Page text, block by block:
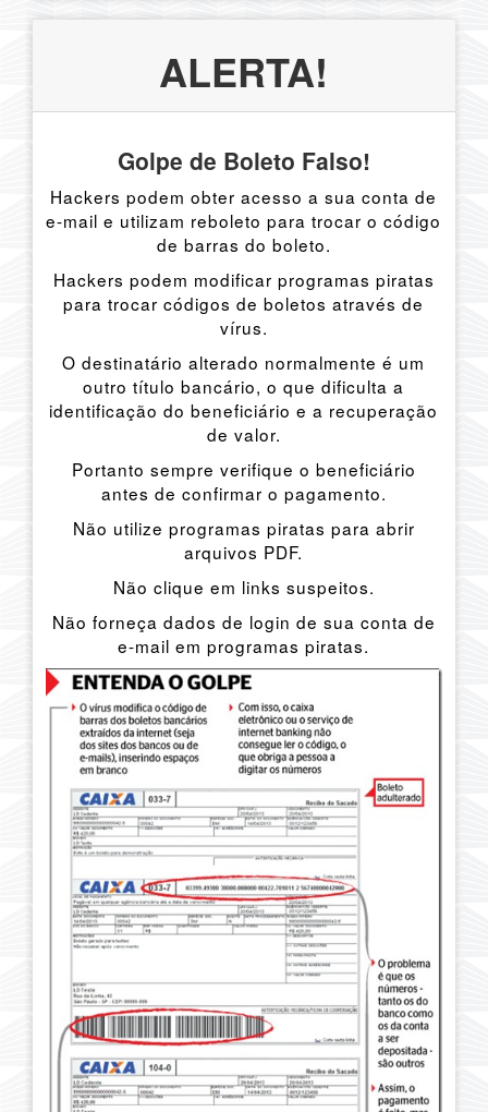
ALERTA!
Golpe de Boleto Falso!
Hackers podem obter acesso a sua conta de
e-mail e utilizam reboleto para trocar o código
de barras do boleto.
Hackers podem modificar programas piratas
para trocar códigos de boletos através de
vírus.
O destinatário alterado normalmente é um
outro título bancário, o que dificulta a
identificação do beneficiário e a recuperação
de valor.
Portanto sempre verifique o beneficiário
antes de confirmar o pagamento.
Não utilize programas piratas para abrir
arquivos PDF.
Não clique em links suspeitos.
Não forneça dados de login de sua conta de
e-mail em programas piratas.